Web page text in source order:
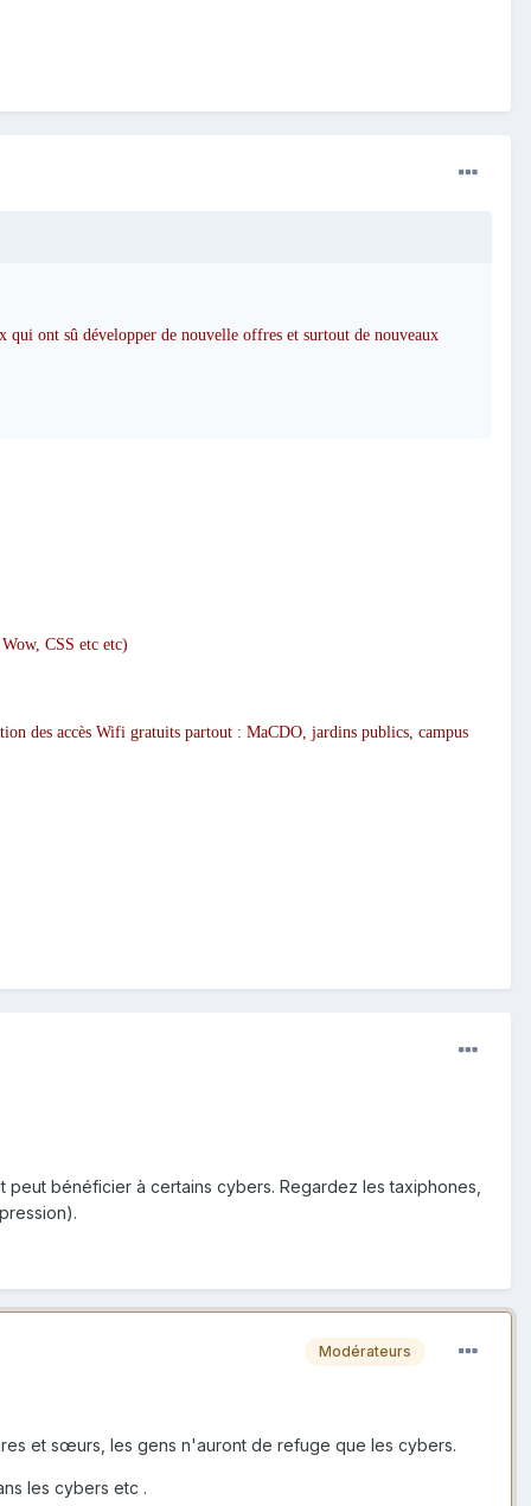
ont sû développer de nouvelle offres et surtout de nouveaux
CSS etc etc)
des accès Wifi gratuits partout : MaCDO, jardins publics, campus
bénéficier à certains cybers. Regardez les taxiphones,
Modérateurs
et sœurs, les gens n'auront de refuge que les cybers.
les cybers etc .